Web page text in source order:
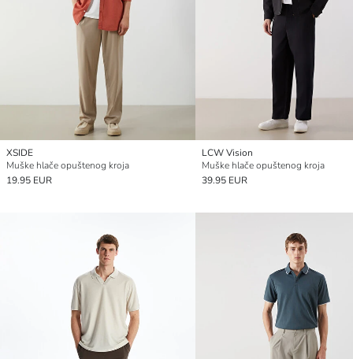
XSIDE
Muške hlače opuštenog kroja
19.95 EUR
LCW Vision
Muške hlače opuštenog kroja
39.95 EUR